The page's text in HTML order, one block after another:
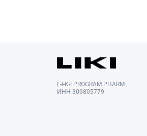
L-I-K-I PROGRAM PHARM
ИНН 309805779